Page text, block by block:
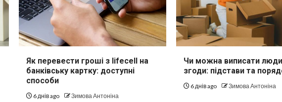
Як перевести гроші з lifecell на
банківську картку: доступні
способи
6 днів ago Зимова Антоніна
Чи можна виписати
згоди: підстави та
6 днів ago Зимова Антоніна